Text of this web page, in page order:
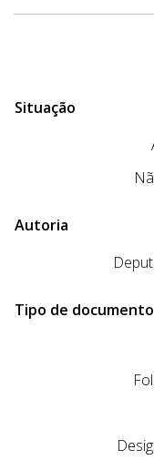
Situação
Autoria
Tipo de documento